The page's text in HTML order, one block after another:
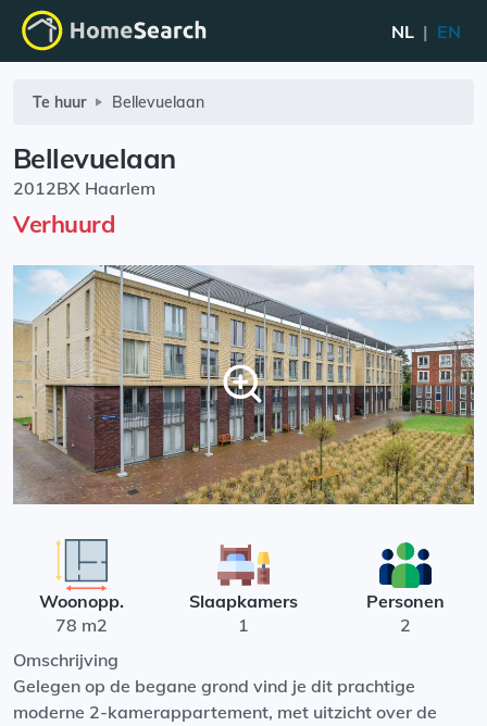
NL | EN
Te huur Bellevuelaan
Bellevuelaan
2012BX Haarlem
Verhuurd
Woonopp.
78 m2
Slaapkamers
1
Personen
2
Omschrijving
Gelegen op de begane grond vind je dit prachtige
moderne 2-kamerappartement, met uitzicht over de